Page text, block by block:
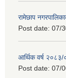
रामेछाप
Post date: 07/
आर्थिक वर्ष
Post date: 07/